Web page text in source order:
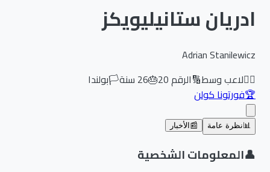
ادريان ستانيليويكز
Adrian Stanilewicz
لاعب وسط🔢الرقم20
🎂
26سنة🏳️بولندا
فورتونا كولن
نظرة عامة 📰 الأخبار
المعلومات الشخصية